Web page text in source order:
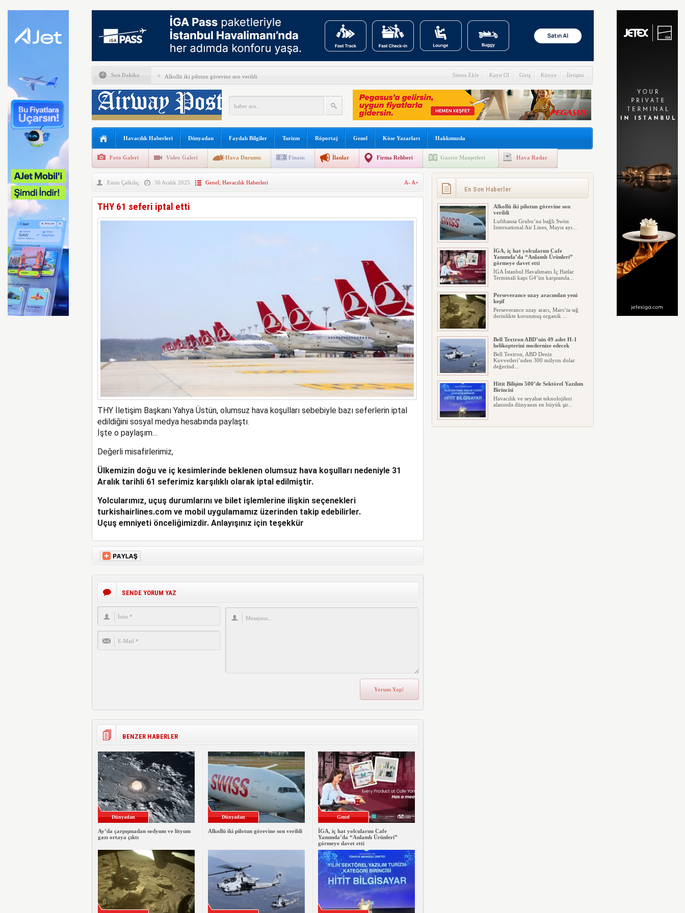
Son Dakika Alkollü iki pilotun görevine son verildi
İGA, iç hat yolcularını Cafe Yanımda’da “Anlamlı Ürünleri” görmeye davet etti
Perseverance uzay aracından yeni keşif
Bell Textron ABD’nin 49 adet H-1 helikopterini modernize edecek
Hitit Bilişim 500’de Sektörel Yazılım Birincisi
SpaceX ilk çeyrek verlerini açıkladı
FAA Marine One helikopterine soruşturma başlattı
Sitene Ekle Kayıt Ol Giriş Künye İletişim
Havacılık Haberleri Dünyadan Faydalı Bilgiler Turizm Röportaj Genel Köse Yazarları Hakkımızda
Foto Galeri Video Galeri Hava Durumu Finans İlanlar Firma Rehberi Gazete Manşetleri Hava Radar
Emin Çalkılıç 30 Aralık 2025 Genel Havacılık Haberleri A- A+
THY 61 seferi iptal etti
THY İletişim Başkanı Yahya Üstün, olumsuz hava koşulları sebebiyle bazı seferlerin iptal
edildiğini sosyal medya hesabında paylaştı.
İşte o paylaşım…
Değerli misafirlerimiz,
Ülkemizin doğu ve iç kesimlerinde beklenen olumsuz hava koşulları nedeniyle 31
Aralık tarihli 61 seferimiz karşılıklı olarak iptal edilmiştir.
Yolcularımız, uçuş durumlarını ve bilet işlemlerine ilişkin seçenekleri
turkishairlines.com ve mobil uygulamamız üzerinden takip edebilirler.
Uçuş emniyeti önceliğimizdir. Anlayışınız için teşekkür
SENDE YORUM YAZ
BENZER HABERLER
Dünyadan
Ay’da çarpışmadan sodyum ve lityum
gazı ortaya çıktı
Dünyadan
Alkollü iki pilotun görevine son verildi
Genel
İGA, iç hat yolcularını Cafe
Yanımda’da “Anlamlı Ürünleri”
görmeye davet etti
En Son Haberler
Ay’da çarpışmadan sodyum ve lityum
gazı ortaya çıktı
SpaceX’e ait bir roket parçasının Ay
Alkollü iki pilotun görevine son
verildi
Lufthansa Grubu’na bağlı Swiss
International Air Lines, Mayıs ayı...
İGA, iç hat yolcularını Cafe
Yanımda’da “Anlamlı Ürünleri”
görmeye davet etti
İGA İstanbul Havalimanı İç Hatlar
Terminali kapı G4’ün karşısında...
Perseverance uzay aracından yeni
keşif
Perseverance uzay aracı, Mars’ta sığ
derinlikte korunmuş organik ...
Bell Textron ABD’nin 49 adet H-1
helikopterini modernize edecek
Bell Textron, ABD Deniz
Kuvvetleri’nden 300 milyon dolar
değerind...
Hitit Bilişim 500’de Sektörel Yazılım
Birincisi
Havacılık ve seyahat teknolojileri
alanında dünyanın en büyük şir...
İberia Havayolu 12 Ağustos’ta özel